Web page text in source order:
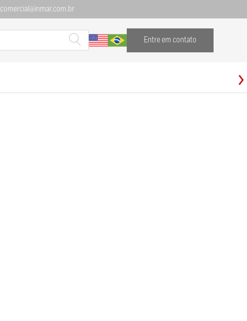
comercial@inmar.com.br
Entre em contato